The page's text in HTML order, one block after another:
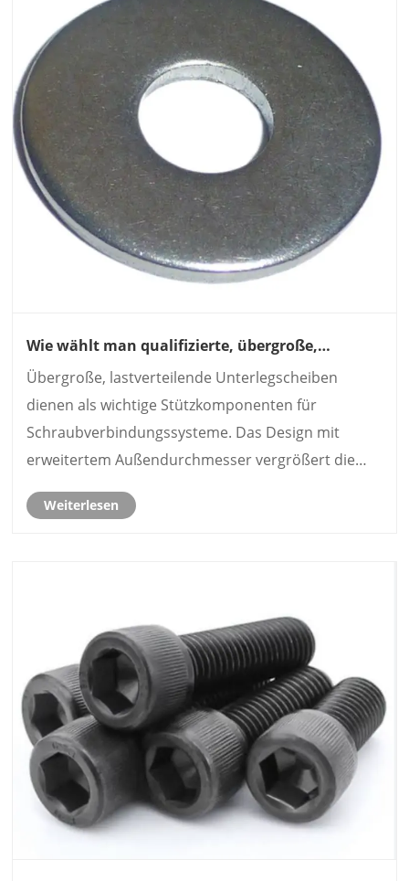
Wie wählt man qualifizierte, übergroße,
Montageprojekte aus?
Übergroße, lastverteilende Unterlegscheiben
dienen als wichtige Stützkomponenten für
Schraubverbindungssysteme. Das Design mit
erweitertem Außendurchmesser vergrößert die
Kontaktfläche zwischen Befestigungselementen
und Werkstücken
Weiterlesen